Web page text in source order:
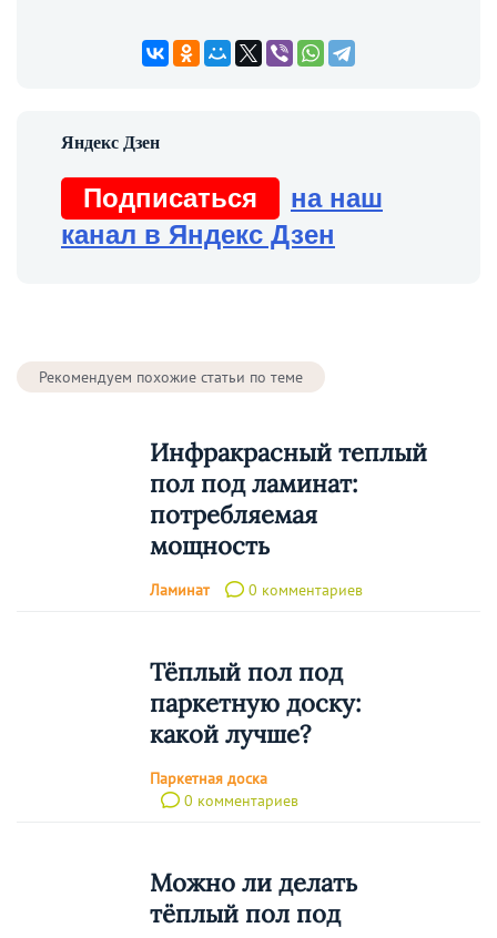
Подписаться
на наш
канал в Яндекс Дзен
Рекомендуем похожие статьи по теме
Инфракрасный теплый
пол под ламинат:
потребляемая
мощность
Ламинат 0 комментариев
Тёплый пол под
паркетную доску:
какой лучше?
Паркетная доска
0 комментариев
Можно ли делать
тёплый пол под